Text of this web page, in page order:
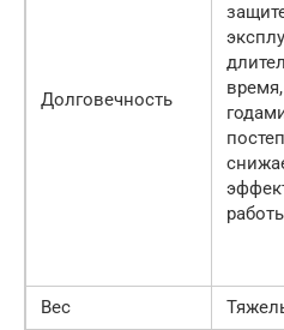
Долговечность
Вес